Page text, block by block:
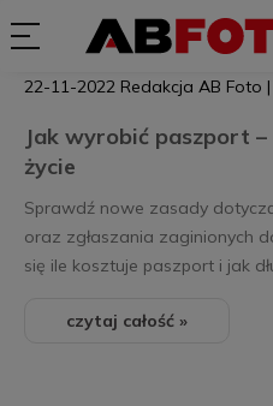
Jak wyrobić paszport
życie
22-11-2022 Redakcja AB Foto |
Sprawdź nowe zasady
oraz zgłaszania zaginionych
się ile kosztuje paszport i jak
czytaj całość »